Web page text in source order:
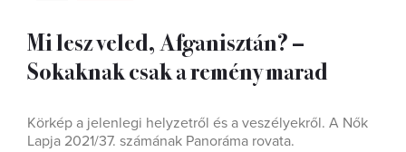
Mi lesz veled, Afganisztán? –
Sokaknak csak a remény marad
Körkép a jelenlegi helyzetről és a veszélyekről. A Nők
Lapja 2021/37. számának Panoráma rovata.